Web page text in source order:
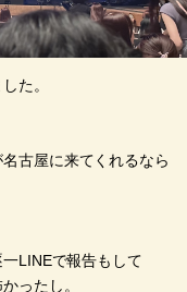
た。
古屋に来てくれるなら
LINEで報告もして
ったし。